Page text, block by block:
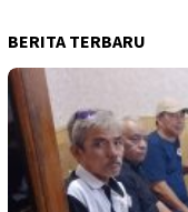
BERITA TERBARU